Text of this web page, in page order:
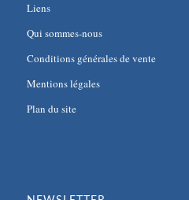
Liens
Qui sommes-nous
Conditions générales de vente
Mentions légales
Plan du site